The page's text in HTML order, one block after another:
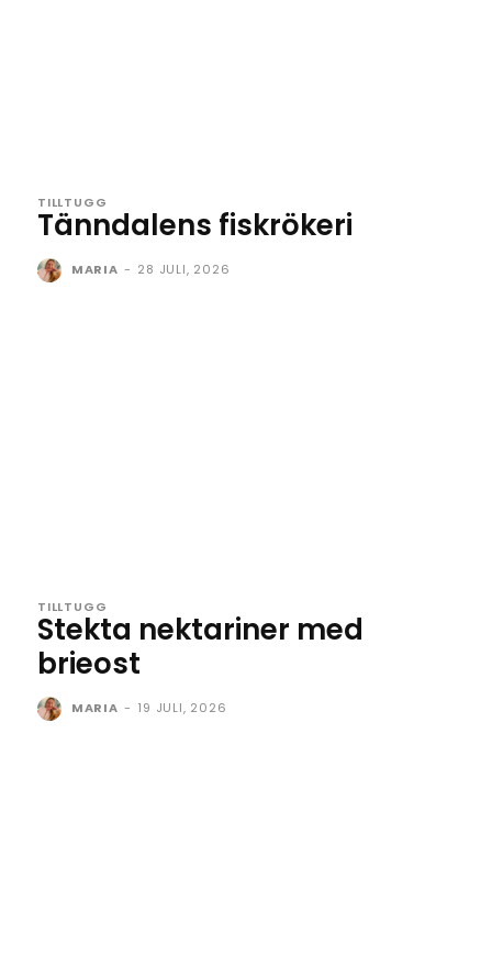
TILLTUGG
Tänndalens fiskrökeri
MARIA - 28 JULI, 2026
TILLTUGG
Stekta nektariner med
brieost
MARIA - 19 JULI, 2026